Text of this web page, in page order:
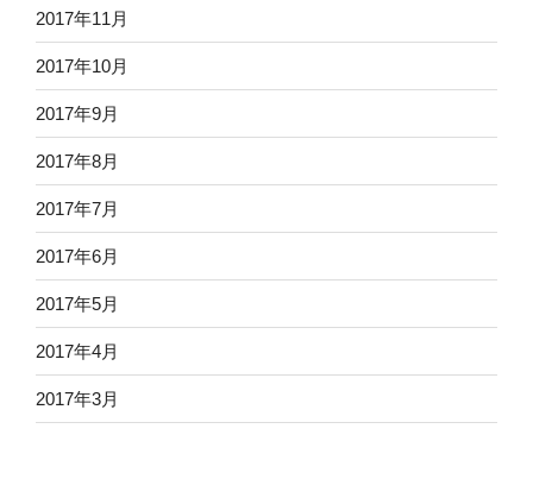
2017年11月
2017年10月
2017年9月
2017年8月
2017年7月
2017年6月
2017年5月
2017年4月
2017年3月